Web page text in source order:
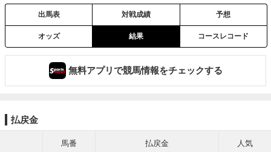
出馬表 対戦成績 予想
オッズ 結果 コースレコード
無料アプリで競馬情報をチェックする
払戻金
馬番 払戻金 人気